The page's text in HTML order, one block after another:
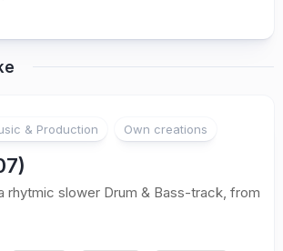
& Production Own creations
rhytmic slower Drum & Bass-track, from